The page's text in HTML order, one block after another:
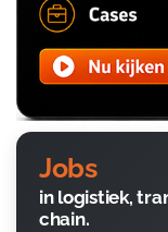
Jobs
in logistiek,
chain.